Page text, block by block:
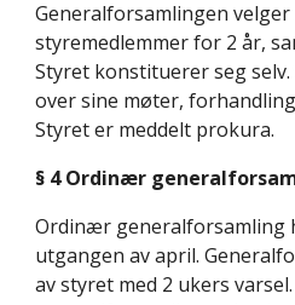
Generalforsamlingen
styremedlemmer for 2 år,
Styret konstituerer seg
over sine møter,
Styret er meddelt prokura.
§ 4 Ordinær
Ordinær generalforsamling
utgangen av april.
av styret med 2 ukers